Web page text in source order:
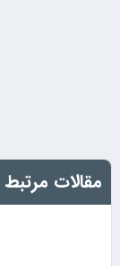
مقالات مرتبط